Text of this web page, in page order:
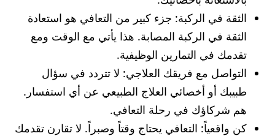
الثقة في الركبة: جزء كبير من التعافي هو استعادة
الثقة في الركبة المصابة. هذا يأتي مع الوقت ومع
تقدمك في التمارين الوظيفية.
التواصل مع فريقك العلاجي: لا تتردد في سؤال
طبيبك أو أخصائي العلاج الطبيعي عن أي استفسار.
هم شركاؤك في رحلة التعافي.
كن واقعياً: التعافي يحتاج وقتاً وصبراً. لا تقارن تقدمك